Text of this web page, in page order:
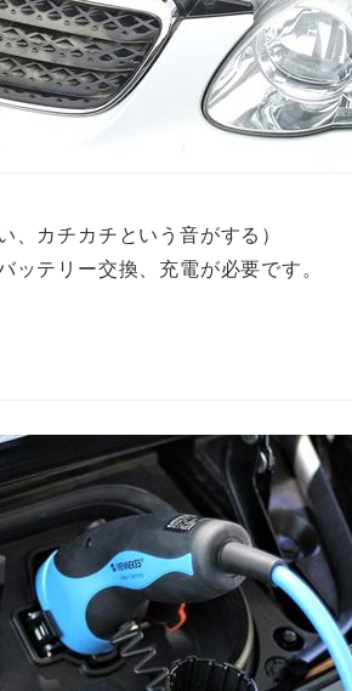
カチカチという音がする）
テリー交換、充電が必要です。